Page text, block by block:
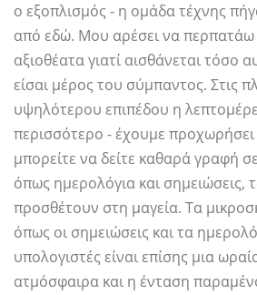
ο εξοπλισμός - η ομάδα τέχνης
από εδώ. Μου αρέσει να
αξιοθέατα γιατί αισθάνεται τόσο
είσαι μέρος του σύμπαντος. Στις
υψηλότερου επιπέδου η
περισσότερο - έχουμε
μπορείτε να δείτε καθαρά γραφή
όπως ημερολόγια και σημειώσεις,
προσθέτουν στη μαγεία. Τα
όπως οι σημειώσεις και τα
υπολογιστές είναι επίσης μια
ατμόσφαιρα και η ένταση